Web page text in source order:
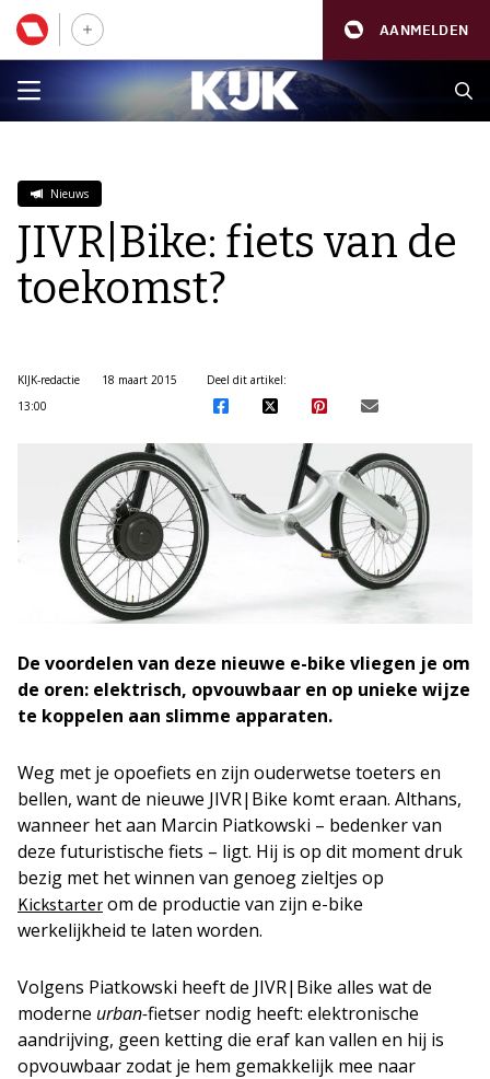
AANMELDEN
Nieuws
JIVR|Bike: fiets van de
toekomst?
KIJK-redactie
18 maart 2015
13:00
Deel dit artikel:
De voordelen van deze nieuwe e-bike vliegen je om
de oren: elektrisch, opvouwbaar en op unieke wijze
te koppelen aan slimme apparaten.
Weg met je opoefiets en zijn ouderwetse toeters en
bellen, want de nieuwe JIVR|Bike komt eraan. Althans,
wanneer het aan Marcin Piatkowski – bedenker van
deze futuristische fiets – ligt. Hij is op dit moment druk
bezig met het winnen van genoeg zieltjes op
Kickstarter om de productie van zijn e-bike
werkelijkheid te laten worden.
Volgens Piatkowski heeft de JIVR|Bike alles wat de
moderne urban-fietser nodig heeft: elektronische
aandrijving, geen ketting die eraf kan vallen en hij is
opvouwbaar zodat je hem gemakkelijk mee naar